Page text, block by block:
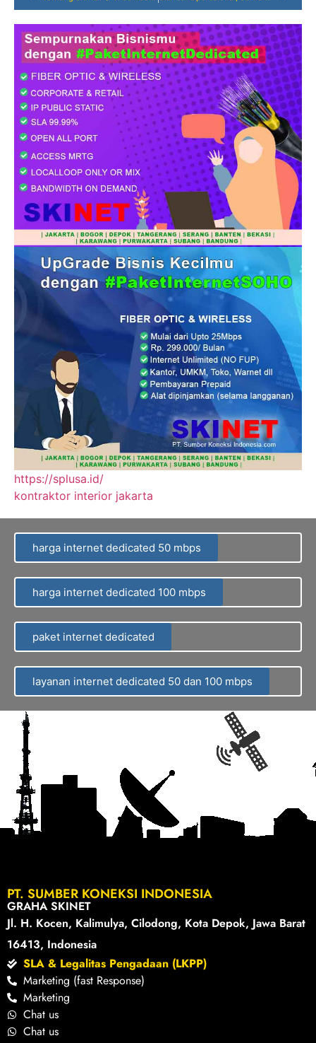
https://splusa.id/
kontraktor interior jakarta
harga internet dedicated 50 mbps
harga internet dedicated 100 mbps
paket internet dedicated
layanan internet dedicated 50 dan 100 mbps
PT. SUMBER KONEKSI INDONESIA
GRAHA SKINET
Jl. H. Kocen, Kalimulya, Cilodong, Kota Depok, Jawa Barat
16413, Indonesia
SLA & Legalitas Pengadaan (LKPP)
Marketing (fast Response)
Marketing
Chat us
Chat us